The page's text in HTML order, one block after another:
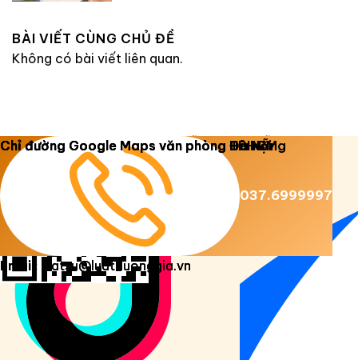
BÀI VIẾT CÙNG CHỦ ĐỀ
Không có bài viết liên quan.
Copyright 2026 © Luật Dương Gia